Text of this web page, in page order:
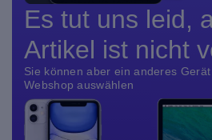
Es tut uns leid,
Artikel ist nicht
Sie können aber ein anderes
Webshop auswählen